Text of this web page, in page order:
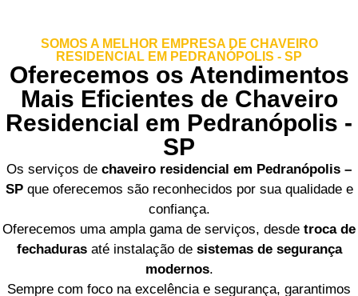
SOMOS A MELHOR EMPRESA DE CHAVEIRO
RESIDENCIAL EM PEDRANÓPOLIS - SP
Oferecemos os Atendimentos
Mais Eficientes de Chaveiro
Residencial em Pedranópolis -
SP
Os serviços de chaveiro residencial em Pedranópolis –
SPque oferecemos são reconhecidos por sua qualidade e
confiança.
Oferecemos uma ampla gama de serviços, desde troca de
fechadurasaté instalação de sistemas de segurança
modernos.
Sempre com foco na excelência e segurança, garantimos